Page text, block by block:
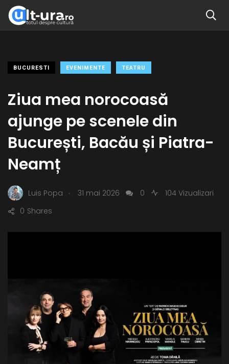
BUCURESTI EVENIMENTE TEATRU
Ziua mea norocoasă
ajunge pe scenele din
București, Bacău și Piatra-
Neamț
Luis Popa . 31 mai 2026 0
104 Vizualizari
Shares
0